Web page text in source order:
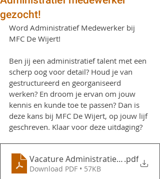
gezocht!
Word Administratief Medewerker bij
MFC De Wijert!
Ben jij een administratief talent met een
scherp oog voor detail? Houd je van
gestructureerd en georganiseerd
werken? En droom je ervan om jouw
kennis en kunde toe te passen? Dan is
deze kans bij MFC De Wijert, op jouw lijf
geschreven. Klaar voor deze uitdaging?
Vacature Administratief .pdf
Download PDF • 57KB